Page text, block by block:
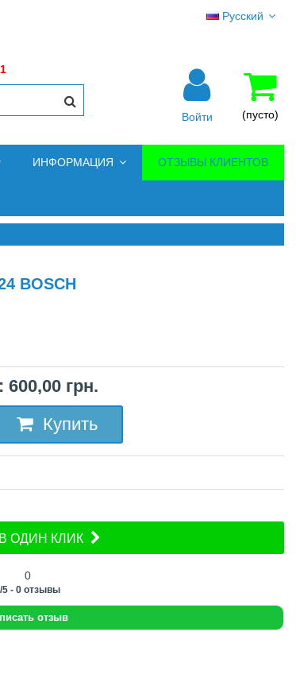
Русский
(пусто)
Войти
ОТЗЫВЫ КЛИЕНТОВ
ИНФОРМАЦИЯ
BOSCH
600,00 грн.
Купить
ОДИН КЛИК
0
/5 - 0 отзывы
отзыв